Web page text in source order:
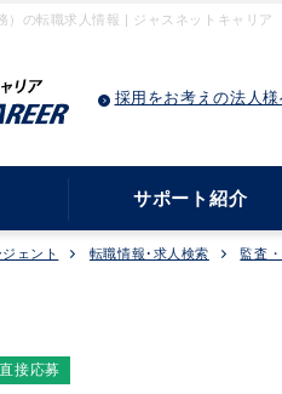
）の転職求人情報 | ジャスネットキャリア
採用をお考えの法人
サポート紹介
ェント 転職情報･求人検索
監査
直接応募